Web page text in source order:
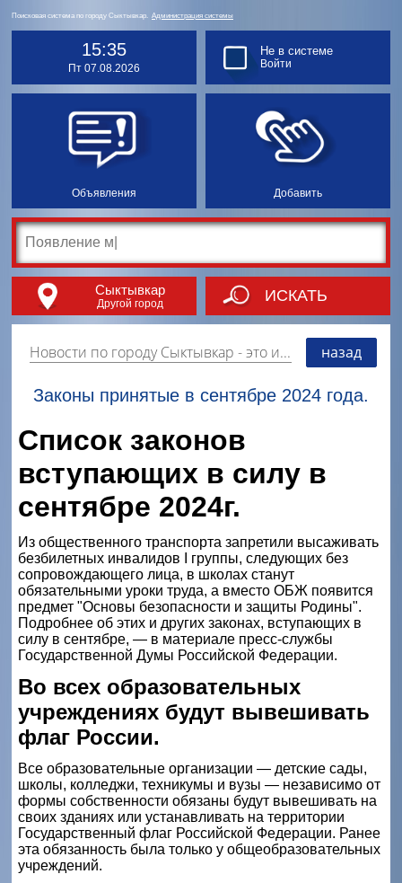
Поисковая система по городу Сыктывкар. Администрация системы
15:35
Пт 07.08.2026
Объявления Добавить
Не в системе
Войти
Сыктывкар
Другой город ИСКАТЬ
Новости по городу Сыктывкар - это информация о событиях, мероприятиях и торгово-коммерческой деятельности города. Страницу наполняют платные и бесплатные объявления, имеющие функцию "поднятия вверх списка". назад
Законы принятые в сентябре 2024 года.
Список законов
вступающих в силу в
сентябре 2024г.
Из общественного транспорта запретили высаживать
безбилетных инвалидов I группы, следующих без
сопровождающего лица, в школах станут
обязательными уроки труда, а вместо ОБЖ появится
предмет "Основы безопасности и защиты Родины".
Подробнее об этих и других законах, вступающих в
силу в сентябре, — в материале пресс-службы
Государственной Думы Российской Федерации.
Во всех образовательных
учреждениях будут вывешивать
флаг России.
Все образовательные организации — детские сады,
школы, колледжи, техникумы и вузы — независимо от
формы собственности обязаны будут вывешивать на
своих зданиях или устанавливать на территории
Государственный флаг Российской Федерации. Ранее
эта обязанность была только у общеобразовательных
учреждений.